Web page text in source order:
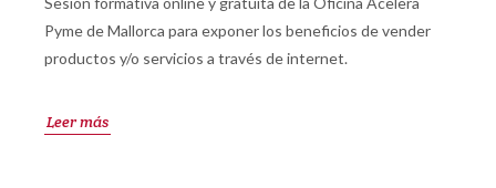
Pyme de Mallorca para exponer los beneficios de vender
productos y/o servicios a través de internet.
Leer más